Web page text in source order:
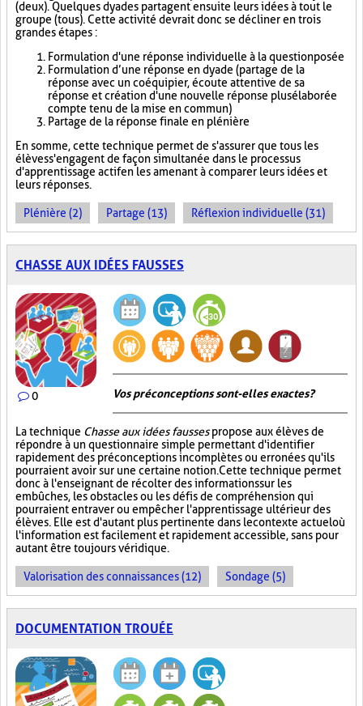
(deux). Quelques dyades partagent ensuite leurs idées à tout le
groupe (tous). Cette activité devrait donc se décliner en trois
grandes étapes :
Formulation d'une réponse individuelle à la question posée
Formulation d’une réponse en dyade (partage de la
réponse avec un coéquipier, écoute attentive de sa
réponse et création d'une nouvelle réponse plus élaborée
compte tenu de la mise en commun)
Partage de la réponse finale en plénière
En somme, cette technique permet de s'assurer que tous les
élèves s'engagent de façon simultanée dans le processus
d'apprentissage actif en les amenant à comparer leurs idées et
leurs réponses.
Plénière (2) Partage (13) Réflexion individuelle (31)
CHASSE AUX IDÉES FAUSSES
0 Vos préconceptions sont-elles exactes ?
La technique Chasse aux idées faussespropose aux élèves de
répondre à un questionnaire simple permettant d'identifier
rapidement des préconceptions incomplètes ou erronées qu'ils
pourraient avoir sur une certaine notion. Cette technique permet
donc à l'enseignant de récolter des informations sur les
embûches, les obstacles ou les défis de compréhension qui
pourraient entraver ou empêcher l'apprentissage ultérieur des
élèves. Elle est d'autant plus pertinente dans le contexte actuel où
l'information est facilement et rapidement accessible, sans pour
autant être toujours véridique.
Valorisation des connaissances (12) Sondage (5)
DOCUMENTATION TROUÉE